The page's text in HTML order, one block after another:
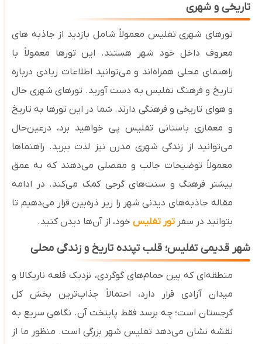
تاریخی و شهری
تورهای شهری تفلیس معمولاً شامل بازدید از جاذبه ‌های
معروف داخل خود شهر هستند. این تورها معمولاً با
راهنمای محلی همراه‌اند و می‌توانید اطلاعات زیادی درباره
تاریخ و فرهنگ تفلیس به دست آورید. تورهای شهری حال‌
و هوای تاریخی و فرهنگی دارند. شما در این تورها به تاریخ
و معماری باستانی تفلیس پی خواهید برد، درعین‌حال
می‌توانید از زندگی شهری مدرن نیز لذت ببرید. راهنماها
معمولاً توضیحات جالب و مفصلی می‌دهند که به عمق
بیشتر فرهنگ و سنت‌های گرجی کمک می‌کند. در ادامه
مقاله جاذبه‌های دیدنی شهر را زیر ذره‌بین قرار می‌دهیم تا
بتوانید در سفر تور تفلیس خود، از آن‌ها دیدن کنید.
شهر قدیمی تفلیس؛ قلب تپنده تاریخ و زندگی محلی
منطقه‌ای که بین حمام‌های گوگردی، نزدیک قلعه ناریکالا و
میدان آزادی قرار دارد، احتمالاً جذاب‌ترین بخش کل
گرجستان است؛ چه برسد فقط پایتخت آن. نگاهی سریع به
نقشه نشان می‌دهد تفلیس شهر بزرگی است. منظور ما از